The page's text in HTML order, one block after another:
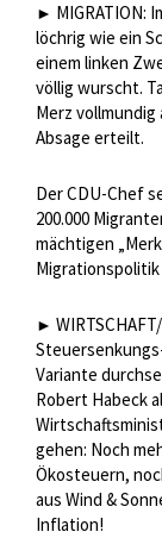
► MIGRATION:
löchrig wie ein
einem linken
völlig wurscht.
Merz
Absage erteilt.
Der CDU-Chef
200.000
mächtigen
►
Variante
Robert Habeck
gehen: Noch
Ökosteuern,
aus Wind &
Inflation!